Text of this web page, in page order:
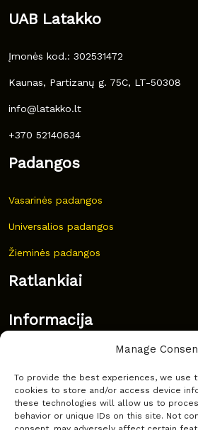
Manage
To provide the best experiences, we use
cookies to store and/or access device
these technologies will allow us to
behavior or unique IDs on this site. Not
UAB Latakko
Įmonės kod.: 302531472
Kaunas, Partizanų g. 75C, LT-50308
info@latakko.lt
+370 52140634
Padangos
Vasarinės padangos
Universalios padangos
Žieminės padangos
Ratlankiai
Informacija
Dažnai užduodami klausimai
Kur nusipirkti?